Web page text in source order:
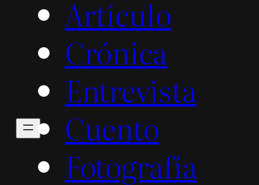
Artículo
Crónica
Entrevista
Cuento
Fotografía